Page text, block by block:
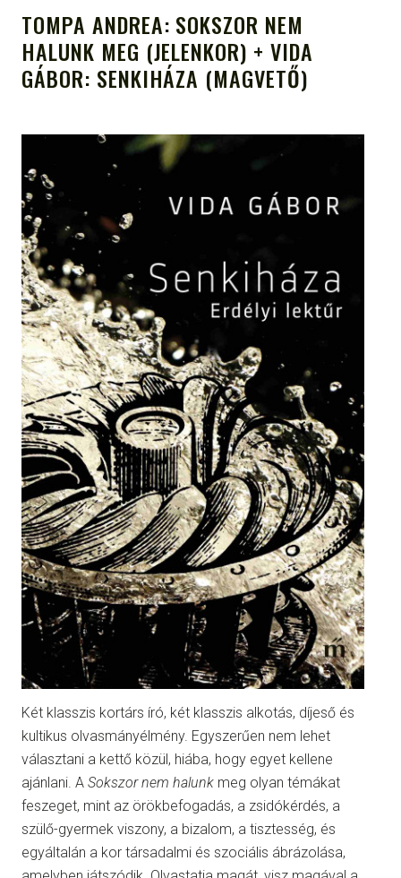
TOMPA ANDREA: SOKSZOR NEM
HALUNK MEG (JELENKOR) + VIDA
GÁBOR: SENKIHÁZA (MAGVETŐ)
Két klasszis kortárs író, két klasszis alkotás, díjeső és
kultikus olvasmányélmény. Egyszerűen nem lehet
választani a kettő közül, hiába, hogy egyet kellene
ajánlani. A Sokszor nem halunk meg olyan témákat
feszeget, mint az örökbefogadás, a zsidókérdés, a
szülő-gyermek viszony, a bizalom, a tisztesség, és
egyáltalán a kor társadalmi és szociális ábrázolása,